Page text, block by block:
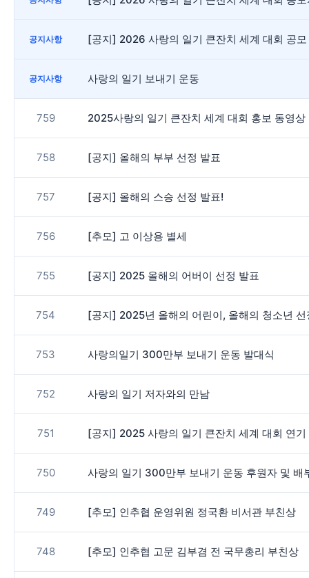
공지사항 [공지] 2026 사랑의 일기 큰잔치 세계 대회 공모
공지사항 사랑의 일기 보내기 운동
759 2025사랑의 일기 큰잔치 세계 대회 홍보 동영상
758 [공지] 올해의 부부 선정 발표
757 [공지] 올해의 스승 선정 발표!
756 [추모] 고 이상용 별세
755 [공지] 2025 올해의 어버이 선정 발표
754 [공지] 2025년 올해의 어린이, 올해의 청소년 선
753 사랑의일기 300만부 보내기 운동 발대식
752 사랑의 일기 저자와의 만남
751 [공지] 2025 사랑의 일기 큰잔치 세계 대회 연기
750 사랑의 일기 300만부 보내기 운동 후원자 및 배
749 [추모] 인추협 운영위원 정국환 비서관 부친상
748 [추모] 인추협 고문 김부겸 전 국무총리 부친상